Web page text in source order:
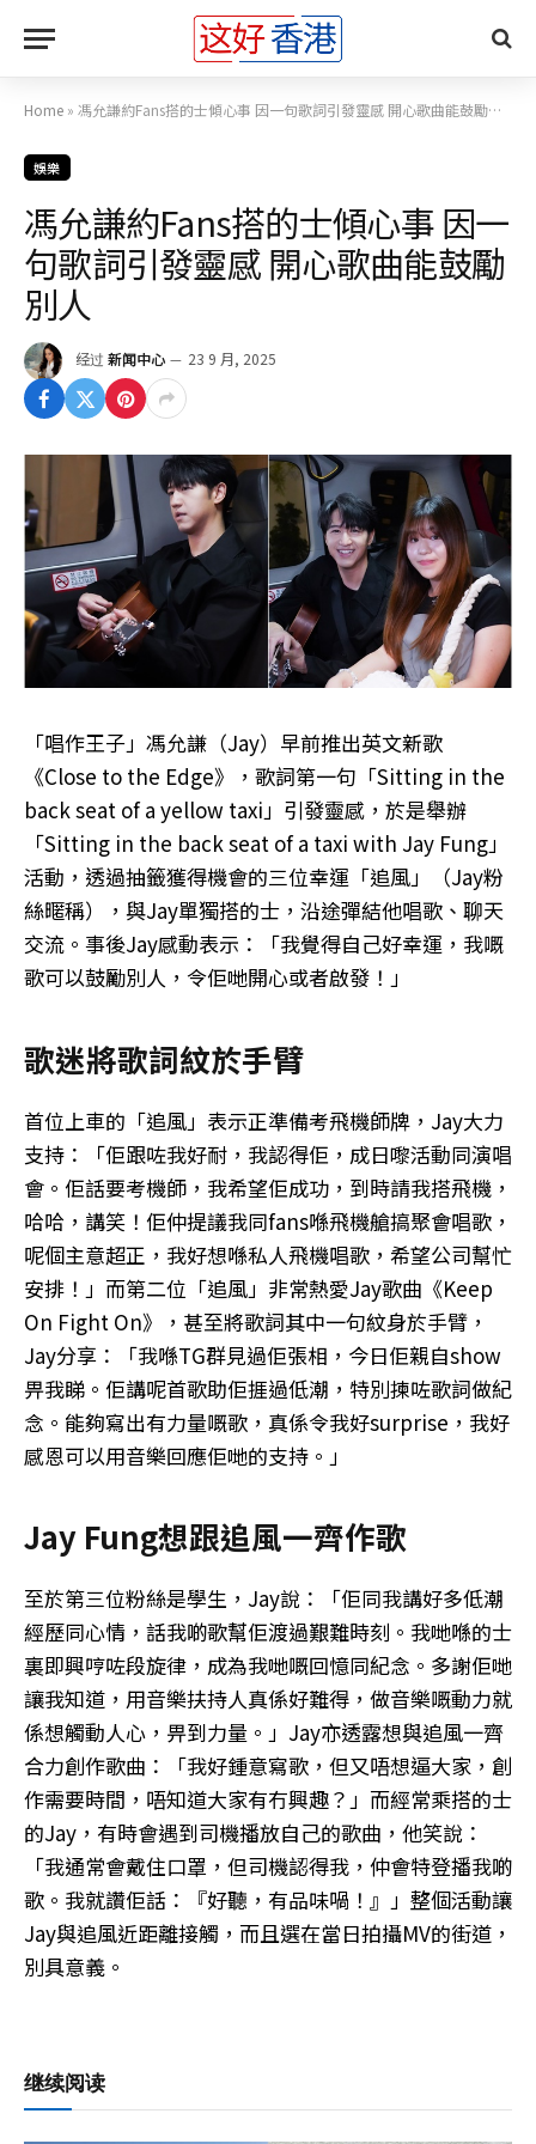
Home » 馮允謙約Fans搭的士傾心事 因一句歌詞引發靈感 開心歌曲能鼓勵別人
娛樂
馮允謙約Fans搭的士傾心事 因一
句歌詞引發靈感 開心歌曲能鼓勵
別人
经过 新闻中心 23 9 月, 2025
「唱作王子」馮允謙（Jay）早前推出英文新歌
《Close to the Edge》，歌詞第一句「Sitting in the
back seat of a yellow taxi」引發靈感，於是舉辦
「Sitting in the back seat of a taxi with Jay Fung」
活動，透過抽籤獲得機會的三位幸運「追風」（Jay粉
絲暱稱），與Jay單獨搭的士，沿途彈結他唱歌、聊天
交流。事後Jay感動表示：「我覺得自己好幸運，我嘅
歌可以鼓勵別人，令佢哋開心或者啟發！」
歌迷將歌詞紋於手臂
首位上車的「追風」表示正準備考飛機師牌，Jay大力
支持：「佢跟咗我好耐，我認得佢，成日嚟活動同演唱
會。佢話要考機師，我希望佢成功，到時請我搭飛機，
哈哈，講笑！佢仲提議我同fans喺飛機艙搞聚會唱歌，
呢個主意超正，我好想喺私人飛機唱歌，希望公司幫忙
安排！」而第二位「追風」非常熱愛Jay歌曲《Keep
On Fight On》，甚至將歌詞其中一句紋身於手臂，
Jay分享：「我喺TG群見過佢張相，今日佢親自show
畀我睇。佢講呢首歌助佢捱過低潮，特別揀咗歌詞做紀
念。能夠寫出有力量嘅歌，真係令我好surprise，我好
感恩可以用音樂回應佢哋的支持。」
Jay Fung想跟追風一齊作歌
至於第三位粉絲是學生，Jay說：「佢同我講好多低潮
經歷同心情，話我啲歌幫佢渡過艱難時刻。我哋喺的士
裏即興哼咗段旋律，成為我哋嘅回憶同紀念。多謝佢哋
讓我知道，用音樂扶持人真係好難得，做音樂嘅動力就
係想觸動人心，畀到力量。」Jay亦透露想與追風一齊
合力創作歌曲：「我好鍾意寫歌，但又唔想逼大家，創
作需要時間，唔知道大家有冇興趣？」而經常乘搭的士
的Jay，有時會遇到司機播放自己的歌曲，他笑說：
「我通常會戴住口罩，但司機認得我，仲會特登播我啲
歌。我就讚佢話：『好聽，有品味喎！』」整個活動讓
Jay與追風近距離接觸，而且選在當日拍攝MV的街道，
別具意義。
继续阅读